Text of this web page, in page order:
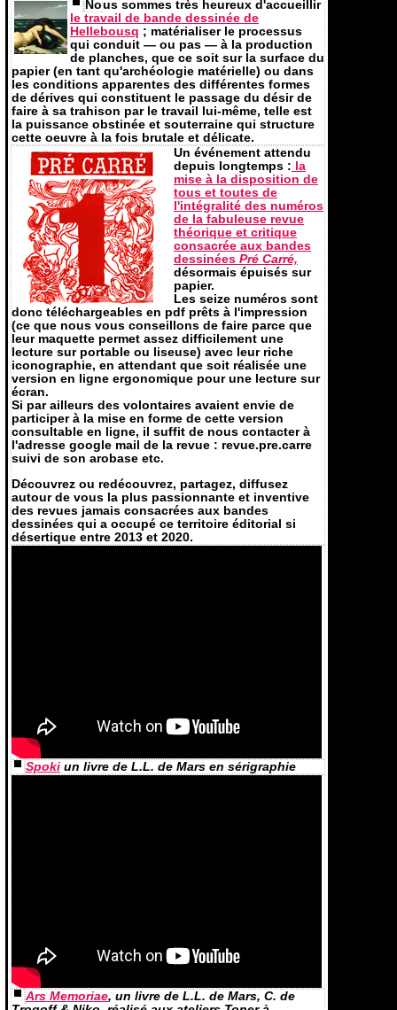
Nous sommes très heureux d'accueillir
le travail de bande dessinée de
Hellebousq ; matérialiser le processus
qui conduit — ou pas — à la production
de planches, que ce soit sur la surface du
papier (en tant qu'archéologie matérielle) ou dans
les conditions apparentes des différentes formes
de dérives qui constituent le passage du désir de
faire à sa trahison par le travail lui-même, telle est
la puissance obstinée et souterraine qui structure
cette oeuvre à la fois brutale et délicate.
Un événement attendu
depuis longtemps : la
mise à la disposition de
tous et toutes de
l'intégralité des numéros
de la fabuleuse revue
théorique et critique
consacrée aux bandes
dessinées Pré Carré,
désormais épuisés sur
papier.
Les seize numéros sont
donc téléchargeables en pdf prêts à l'impression
(ce que nous vous conseillons de faire parce que
leur maquette permet assez difficilement une
lecture sur portable ou liseuse) avec leur riche
iconographie, en attendant que soit réalisée une
version en ligne ergonomique pour une lecture sur
écran.
Si par ailleurs des volontaires avaient envie de
participer à la mise en forme de cette version
consultable en ligne, il suffit de nous contacter à
l'adresse google mail de la revue : revue.pre.carre
suivi de son arobase etc.
Découvrez ou redécouvrez, partagez, diffusez
autour de vous la plus passionnante et inventive
des revues jamais consacrées aux bandes
dessinées qui a occupé ce territoire éditorial si
désertique entre 2013 et 2020.
Spoki un livre de L.L. de Mars en sérigraphie
Ars Memoriae, un livre de L.L. de Mars, C. de